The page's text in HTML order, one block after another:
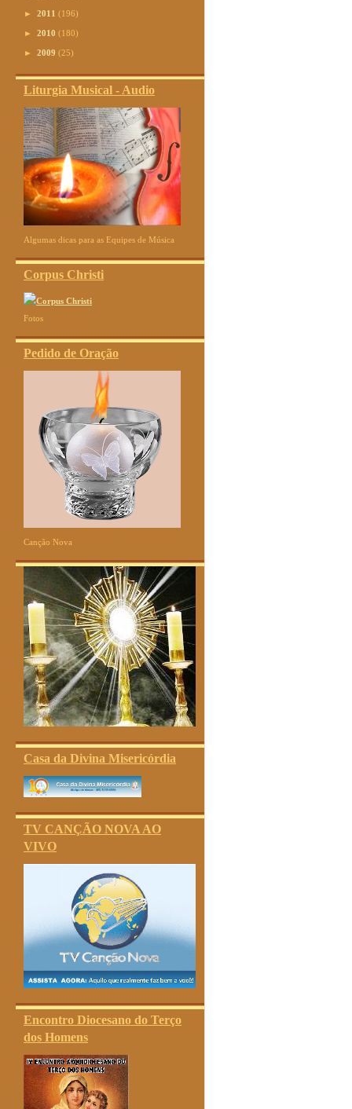
► 2011 (196)
► 2010 (180)
► 2009 (25)
Liturgia Musical - Audio
Algumas dicas para as Equipes de Música
Corpus Christi
Fotos
Pedido de Oração
Canção Nova
Casa da Divina Misericórdia
TV CANÇÃO NOVA AO
VIVO
Encontro Diocesano do Terço
dos Homens